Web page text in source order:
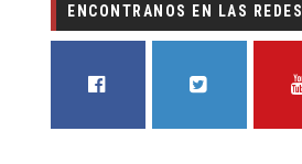
ENCONTRANOS EN LAS REDES